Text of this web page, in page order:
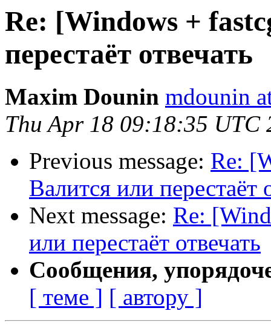
Re: [Windows +
перестаёт отвечать
Maxim Dounin mdounin
Thu Apr 18 09:18:35 UTC
Previous message: Re:
Валится или перестаёт
Next message: Re:
или перестаёт отвечать
Сообщения,
[ теме ] [ автору ]